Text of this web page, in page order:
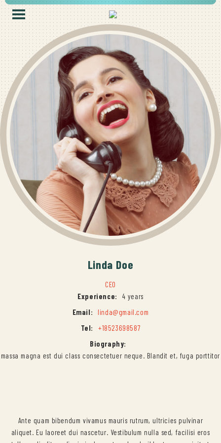
Linda Doe
CEO
Experience:
4 years
Email:
linda@gmail.com
Tel:
+18523698587
Biography:
massa magna est dui class consectetuer neque. Blandit et, fuga porttitor
Ante quam bibendum vivamus mauris rutrum, ultricies pulvinar
aliquet. Eu laoreet dui nascetur. Vestibulum nulla sed, facilisi eros